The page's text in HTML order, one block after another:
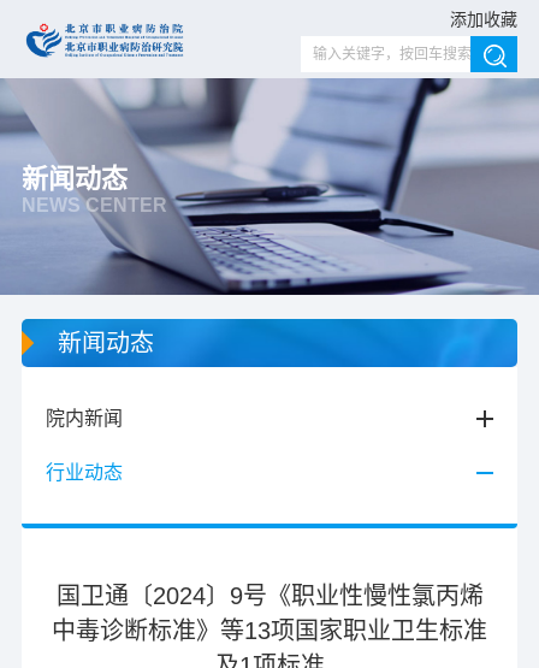
添加收藏
新闻动态
NEWS CENTER
新闻动态
院内新闻
行业动态
国卫通〔2024〕9号《职业性慢性氯丙烯
中毒诊断标准》等13项国家职业卫生标准